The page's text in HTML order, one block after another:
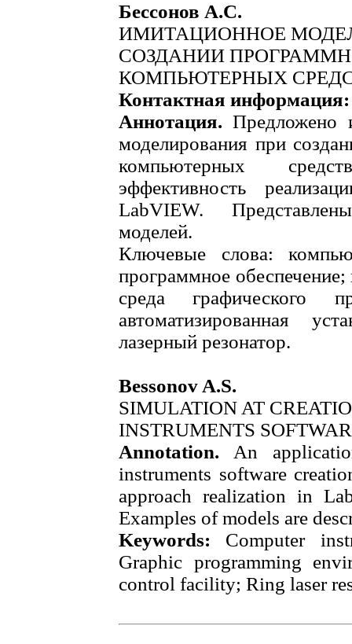
Бессонов А.С.
ИМИТАЦИОННОЕ
СОЗДАНИИ
КОМПЬЮТЕРНЫХ
Контактная
Аннотация.Предложено
моделирования при
компьютерных
эффективность
LabVIEW.
моделей.
Ключевые слова:
программное
среда графического
автоматизированная
лазерный резонатор.
Bessonov A.S.
SIMULATION AT
INSTRUMENTS
Annotation. An
instruments software
approach realization in
Examples of models are
Keywords: Computer
Graphic programming
control facility; Ring laser